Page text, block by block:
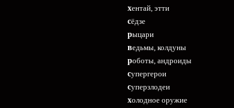
хентай, этти
сёдзе
рыцари
ведьмы, колдуны
роботы, андроиды
супергерои
суперзлодеи
холодное оружие